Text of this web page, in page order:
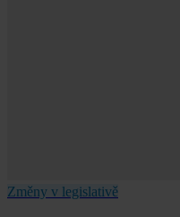
Změny v legislativě